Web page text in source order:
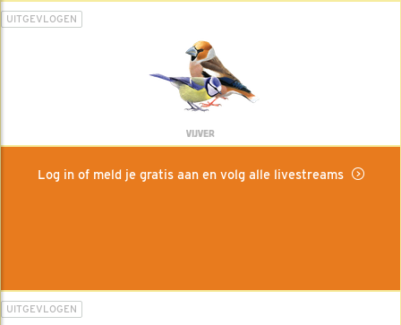
UITGEVLOGEN
VIJVER
Log in of meld je gratis aan en volg alle livestreams
UITGEVLOGEN